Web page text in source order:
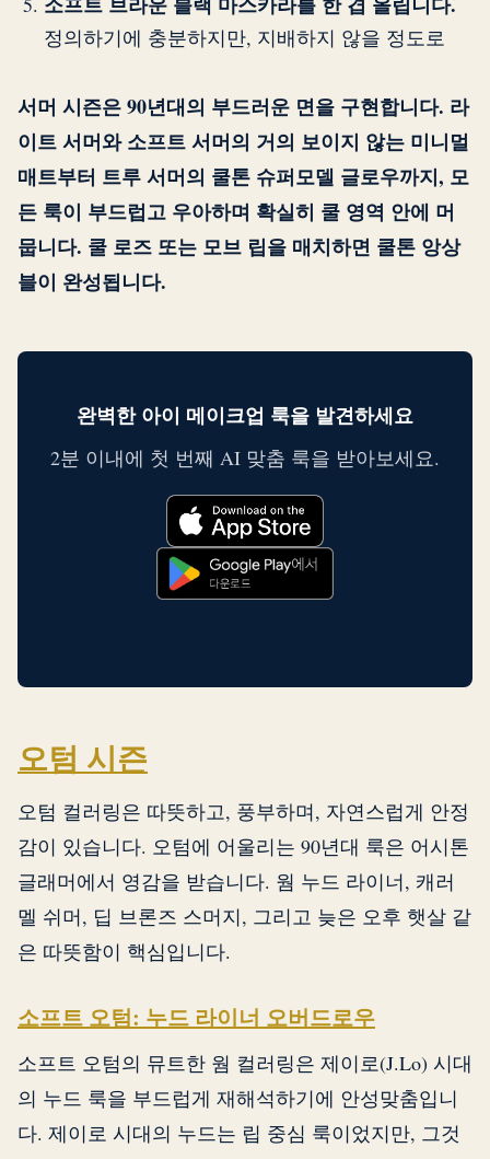
정의하기에 충분하지만, 지배하지 않을 정도로
서머 시즌은 90년대의 부드러운 면을 구현합니다. 라
이트 서머와 소프트 서머의 거의 보이지 않는 미니멀
매트부터 트루 서머의 쿨톤 슈퍼모델 글로우까지, 모
든 룩이 부드럽고 우아하며 확실히 쿨 영역 안에 머
뭅니다. 쿨 로즈 또는 모브 립을 매치하면 쿨톤 앙상
블이 완성됩니다.
완벽한 아이 메이크업 룩을 발견하세요
2분 이내에 첫 번째 AI 맞춤 룩을 받아보세요.
오텀 시즌
오텀 컬러링은 따뜻하고, 풍부하며, 자연스럽게 안정
감이 있습니다. 오텀에 어울리는 90년대 룩은 어시톤
글래머에서 영감을 받습니다. 웜 누드 라이너, 캐러
멜 쉬머, 딥 브론즈 스머지, 그리고 늦은 오후 햇살 같
은 따뜻함이 핵심입니다.
소프트 오텀: 누드 라이너 오버드로우
소프트 오텀의 뮤트한 웜 컬러링은 제이로(J.Lo) 시대
의 누드 룩을 부드럽게 재해석하기에 안성맞춤입니
다. 제이로 시대의 누드는 립 중심 룩이었지만, 그것